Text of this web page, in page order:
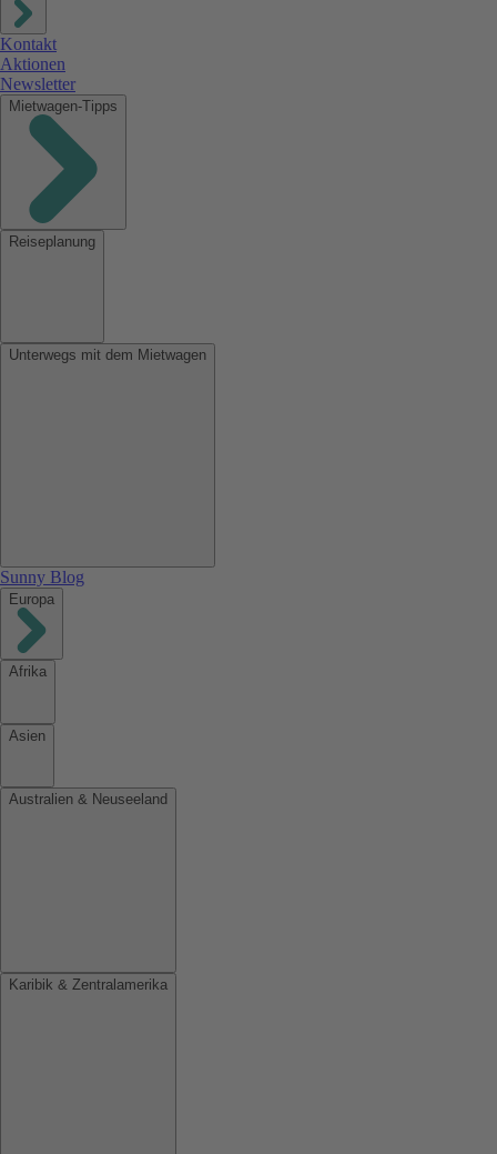
Kontakt
Aktionen
Newsletter
Mietwagen-Tipps
Reiseplanung
Unterwegs mit dem Mietwagen
Sunny Blog
Europa
Afrika
Asien
Australien & Neuseeland
Karibik & Zentralamerika